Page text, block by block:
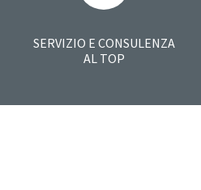
SERVIZIO E CONSULENZA
AL TOP